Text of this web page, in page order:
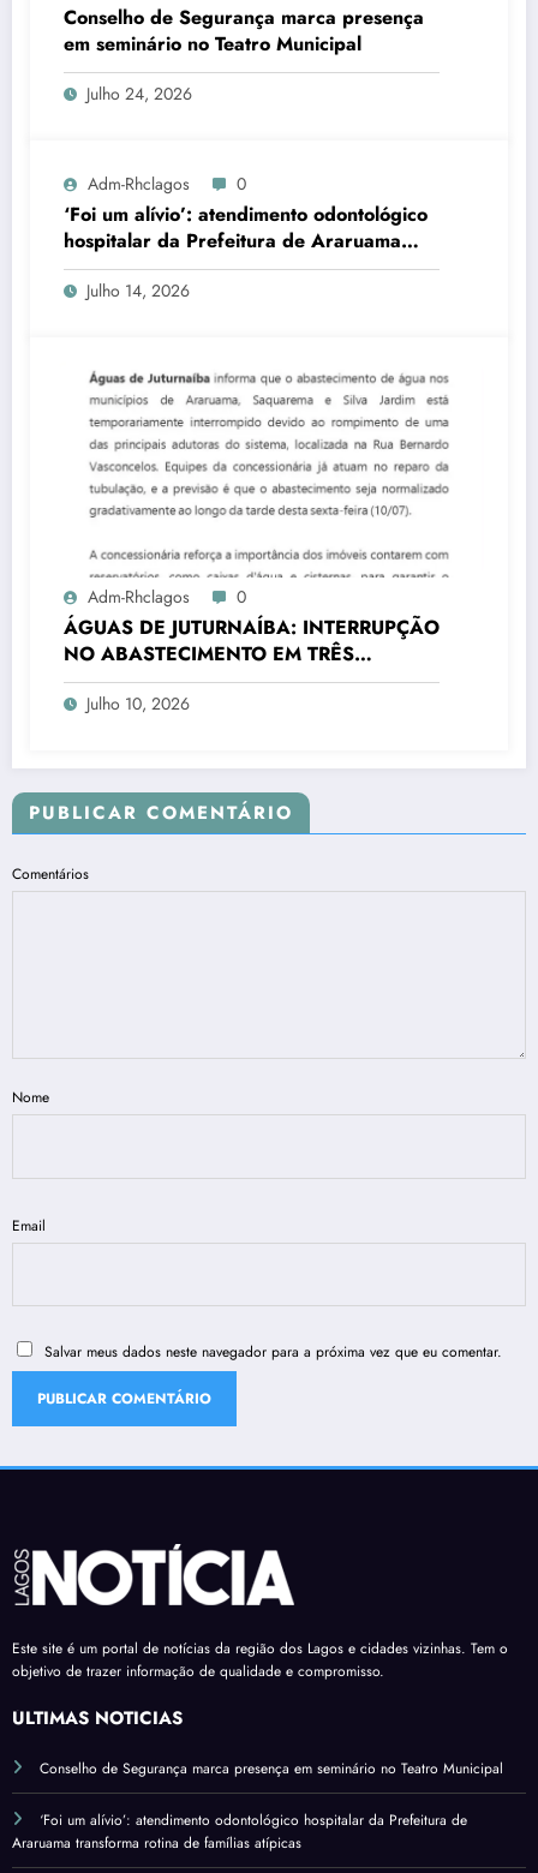
Conselho de Segurança marca presença
em seminário no Teatro Municipal
Julho 24, 2026
Adm-Rhclagos 0
‘Foi um alívio’: atendimento odontológico
hospitalar da Prefeitura de Araruama
transforma rotina de famílias atípicas
Julho 14, 2026
Adm-Rhclagos 0
ÁGUAS DE JUTURNAÍBA: INTERRUPÇÃO
NO ABASTECIMENTO EM TRÊS
CIDADES
Julho 10, 2026
PUBLICAR COMENTÁRIO
Comentários
Nome
Email
Salvar meus dados neste navegador para a próxima vez que eu comentar.
Este site é um portal de notícias da região dos Lagos e cidades vizinhas. Tem o
objetivo de trazer informação de qualidade e compromisso.
ÚLTIMAS NOTÍCIAS
Conselho de Segurança marca presença em seminário no Teatro Municipal
‘Foi um alívio’: atendimento odontológico hospitalar da Prefeitura de
Araruama transforma rotina de famílias atípicas